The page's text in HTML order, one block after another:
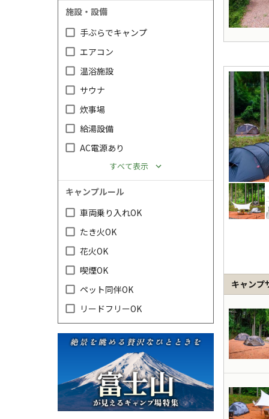
キャンプ
施設・設備
手ぶらでキャンプ
エアコン
温浴施設
サウナ
炊事場
給湯設備
AC電源あり
すべて表示
キャンプルール
車両乗り入れOK
たき火OK
花火OK
喫煙OK
ペット同伴OK
リードフリーOK
キャンペーン